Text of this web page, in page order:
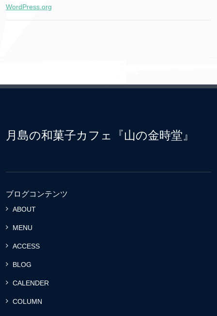
WordPress.org
月島の和菓子カフェ『山の金時堂』
ブログコンテンツ
ABOUT
MENU
ACCESS
BLOG
CALENDER
COLUMN